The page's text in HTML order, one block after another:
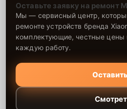
Оставьте заявку на ремонт
Мы — сервисный центр,
ремонте устройств бренда
комплектующие, честные цены
каждую работу.